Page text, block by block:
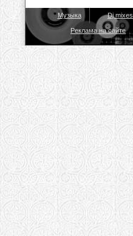
Музыка Dj mixes
Реклама на сайте